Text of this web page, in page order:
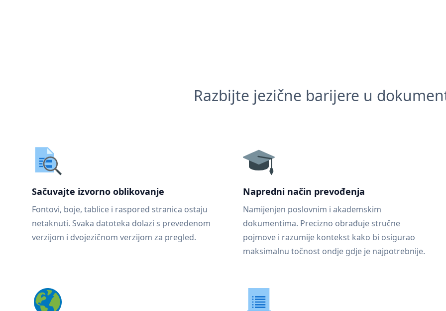
Razbijte jezične barijere u
Sačuvajte izvorno oblikovanje
Fontovi, boje, tablice i raspored stranica ostaju
netaknuti. Svaka datoteka dolazi s prevedenom
verzijom i dvojezičnom verzijom za pregled.
Napredni način prevođenja
Namijenjen poslovnim i akademskim
dokumentima. Precizno obrađuje stručne
pojmove i razumije kontekst kako bi osigurao
maksimalnu točnost ondje gdje je najpotrebnije.